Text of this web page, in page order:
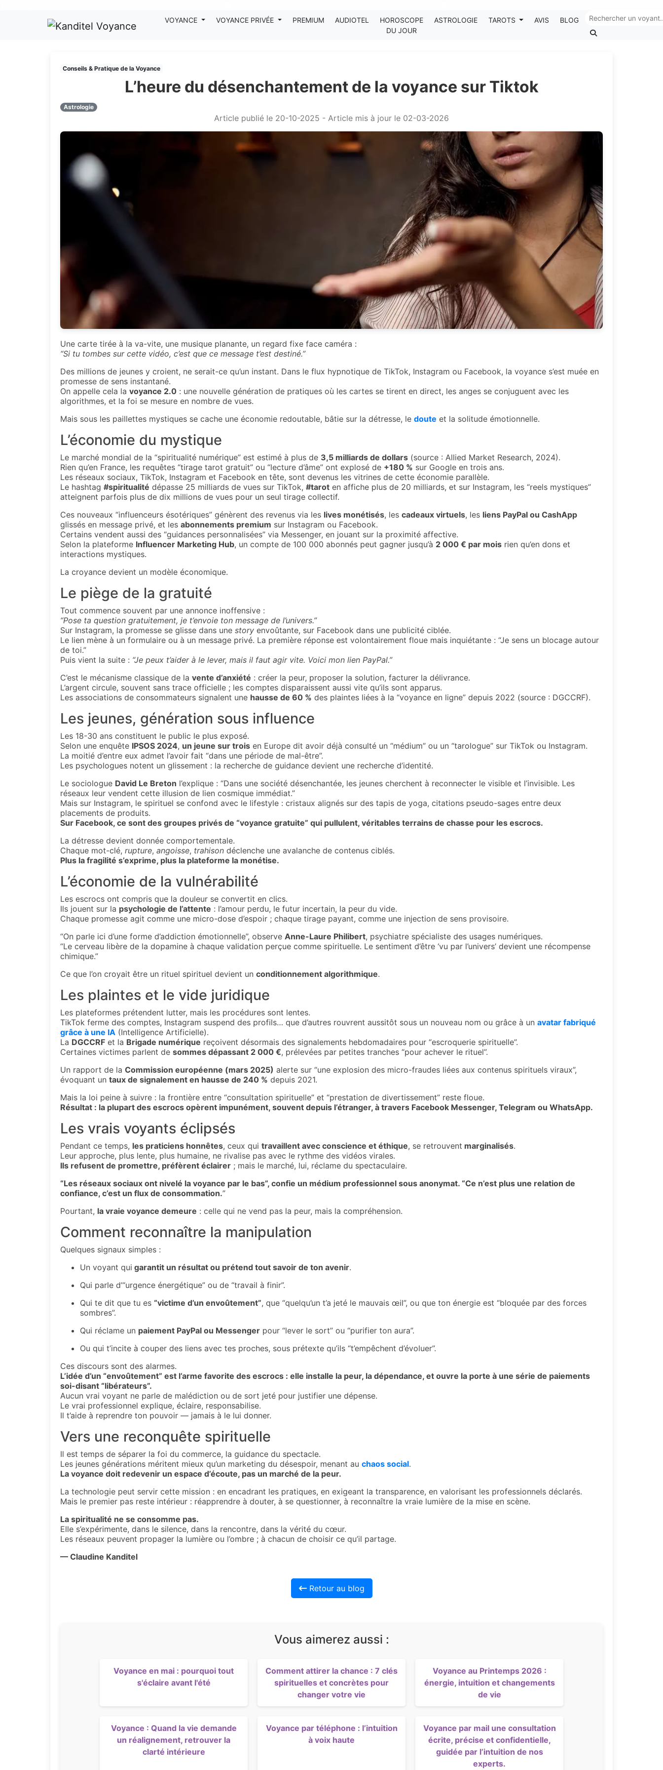
VOYANCE VOYANCE PRIVÉE PREMIUM AUDIOTEL
HOROSCOPE
DU JOUR
ASTROLOGIE TAROTS AVIS BLOG
Conseils & Pratique de la Voyance
L’heure du désenchantement de la voyance sur Tiktok
Astrologie
Article publié le 20-10-2025 - Article mis à jour le 02-03-2026
Une carte tirée à la va-vite, une musique planante, un regard fixe face caméra :
“Si tu tombes sur cette vidéo, c’est que ce message t’est destiné.”
Des millions de jeunes y croient, ne serait-ce qu’un instant. Dans le flux hypnotique de TikTok, Instagram ou Facebook, la voyance s’est muée en
promesse de sens instantané.
On appelle cela la voyance 2.0 : une nouvelle génération de pratiques où les cartes se tirent en direct, les anges se conjuguent avec les
algorithmes, et la foi se mesure en nombre de vues.
Mais sous les paillettes mystiques se cache une économie redoutable, bâtie sur la détresse, le doute et la solitude émotionnelle.
L’économie du mystique
Le marché mondial de la “spiritualité numérique” est estimé à plus de 3,5 milliards de dollars (source : Allied Market Research, 2024).
Rien qu’en France, les requêtes “tirage tarot gratuit” ou “lecture d’âme” ont explosé de +180 % sur Google en trois ans.
Les réseaux sociaux, TikTok, Instagram et Facebook en tête, sont devenus les vitrines de cette économie parallèle.
Le hashtag #spiritualité dépasse 25 milliards de vues sur TikTok, #tarot en affiche plus de 20 milliards, et sur Instagram, les “reels mystiques”
atteignent parfois plus de dix millions de vues pour un seul tirage collectif.
Ces nouveaux “influenceurs ésotériques” génèrent des revenus via les lives monétisés, les cadeaux virtuels, les liens PayPal ou CashApp
glissés en message privé, et les abonnements premium sur Instagram ou Facebook.
Certains vendent aussi des “guidances personnalisées” via Messenger, en jouant sur la proximité affective.
Selon la plateforme Influencer Marketing Hub, un compte de 100 000 abonnés peut gagner jusqu’à 2 000 € par mois rien qu’en dons et
interactions mystiques.
La croyance devient un modèle économique.
Le piège de la gratuité
Tout commence souvent par une annonce inoffensive :
“Pose ta question gratuitement, je t’envoie ton message de l’univers.”
Sur Instagram, la promesse se glisse dans une story envoûtante, sur Facebook dans une publicité ciblée.
Le lien mène à un formulaire ou à un message privé. La première réponse est volontairement floue mais inquiétante : “Je sens un blocage autour
de toi.”
Puis vient la suite : “Je peux t’aider à le lever, mais il faut agir vite. Voici mon lien PayPal.”
C’est le mécanisme classique de la vente d’anxiété : créer la peur, proposer la solution, facturer la délivrance.
L’argent circule, souvent sans trace officielle ; les comptes disparaissent aussi vite qu’ils sont apparus.
Les associations de consommateurs signalent une hausse de 60 % des plaintes liées à la “voyance en ligne” depuis 2022 (source : DGCCRF).
Les jeunes, génération sous influence
Les 18-30 ans constituent le public le plus exposé.
Selon une enquête IPSOS 2024, un jeune sur trois en Europe dit avoir déjà consulté un “médium” ou un “tarologue” sur TikTok ou Instagram.
La moitié d’entre eux admet l’avoir fait “dans une période de mal-être”.
Les psychologues notent un glissement : la recherche de guidance devient une recherche d’identité.
Le sociologue David Le Breton l’explique : “Dans une société désenchantée, les jeunes cherchent à reconnecter le visible et l’invisible. Les
réseaux leur vendent cette illusion de lien cosmique immédiat.”
Mais sur Instagram, le spirituel se confond avec le lifestyle : cristaux alignés sur des tapis de yoga, citations pseudo-sages entre deux
placements de produits.
Sur Facebook, ce sont des groupes privés de “voyance gratuite” qui pullulent, véritables terrains de chasse pour les escrocs.
La détresse devient donnée comportementale.
Chaque mot-clé, rupture, angoisse, trahison déclenche une avalanche de contenus ciblés.
Plus la fragilité s’exprime, plus la plateforme la monétise.
L’économie de la vulnérabilité
Les escrocs ont compris que la douleur se convertit en clics.
Ils jouent sur la psychologie de l’attente : l’amour perdu, le futur incertain, la peur du vide.
Chaque promesse agit comme une micro-dose d’espoir ; chaque tirage payant, comme une injection de sens provisoire.
“On parle ici d’une forme d’addiction émotionnelle”, observe Anne-Laure Philibert, psychiatre spécialiste des usages numériques.
“Le cerveau libère de la dopamine à chaque validation perçue comme spirituelle. Le sentiment d’être ‘vu par l’univers’ devient une récompense
chimique.”
Ce que l’on croyait être un rituel spirituel devient un conditionnement algorithmique.
Les plaintes et le vide juridique
Les plateformes prétendent lutter, mais les procédures sont lentes.
TikTok ferme des comptes, Instagram suspend des profils… que d’autres rouvrent aussitôt sous un nouveau nom ou grâce à un avatar fabriqué
grâce à une IA (Intelligence Artificielle).
La DGCCRF et la Brigade numérique reçoivent désormais des signalements hebdomadaires pour “escroquerie spirituelle”.
Certaines victimes parlent de sommes dépassant 2 000 €, prélevées par petites tranches “pour achever le rituel”.
Un rapport de la Commission européenne (mars 2025) alerte sur “une explosion des micro-fraudes liées aux contenus spirituels viraux”,
évoquant un taux de signalement en hausse de 240 % depuis 2021.
Mais la loi peine à suivre : la frontière entre “consultation spirituelle” et “prestation de divertissement” reste floue.
Résultat : la plupart des escrocs opèrent impunément, souvent depuis l’étranger, à travers Facebook Messenger, Telegram ou WhatsApp.
Les vrais voyants éclipsés
Pendant ce temps, les praticiens honnêtes, ceux qui travaillent avec conscience et éthique, se retrouvent marginalisés.
Leur approche, plus lente, plus humaine, ne rivalise pas avec le rythme des vidéos virales.
Ils refusent de promettre, préfèrent éclairer ; mais le marché, lui, réclame du spectaculaire.
“Les réseaux sociaux ont nivelé la voyance par le bas”, confie un médium professionnel sous anonymat. “Ce n’est plus une relation de
confiance, c’est un flux de consommation.”
Pourtant, la vraie voyance demeure : celle qui ne vend pas la peur, mais la compréhension.
Comment reconnaître la manipulation
Quelques signaux simples :
Un voyant qui garantit un résultat ou prétend tout savoir de ton avenir.
Qui parle d’“urgence énergétique” ou de “travail à finir”.
Qui te dit que tu es “victime d’un envoûtement”, que “quelqu’un t’a jeté le mauvais œil”, ou que ton énergie est “bloquée par des forces
sombres”.
Qui réclame un paiement PayPal ou Messenger pour “lever le sort” ou “purifier ton aura”.
Ou qui t’incite à couper des liens avec tes proches, sous prétexte qu’ils “t’empêchent d’évoluer”.
Ces discours sont des alarmes.
L’idée d’un “envoûtement” est l’arme favorite des escrocs : elle installe la peur, la dépendance, et ouvre la porte à une série de paiements
soi-disant “libérateurs”.
Aucun vrai voyant ne parle de malédiction ou de sort jeté pour justifier une dépense.
Le vrai professionnel explique, éclaire, responsabilise.
Il t’aide à reprendre ton pouvoir — jamais à le lui donner.
Vers une reconquête spirituelle
Il est temps de séparer la foi du commerce, la guidance du spectacle.
Les jeunes générations méritent mieux qu’un marketing du désespoir, menant au chaos social.
La voyance doit redevenir un espace d’écoute, pas un marché de la peur.
La technologie peut servir cette mission : en encadrant les pratiques, en exigeant la transparence, en valorisant les professionnels déclarés.
Mais le premier pas reste intérieur : réapprendre à douter, à se questionner, à reconnaître la vraie lumière de la mise en scène.
La spiritualité ne se consomme pas.
Elle s’expérimente, dans le silence, dans la rencontre, dans la vérité du cœur.
Les réseaux peuvent propager la lumière ou l’ombre ; à chacun de choisir ce qu’il partage.
— Claudine Kanditel
Retour au blog
Vous aimerez aussi :
Voyance en mai : pourquoi tout
s'éclaire avant l'été
Comment attirer la chance : 7 clés
spirituelles et concrètes pour
changer votre vie
Voyance au Printemps 2026 :
énergie, intuition et changements
de vie
Voyance : Quand la vie demande
un réalignement, retrouver la
clarté intérieure
Voyance par téléphone : l’intuition
à voix haute
Voyance par mail une consultation
écrite, précise et confidentielle,
guidée par l’intuition de nos
experts.